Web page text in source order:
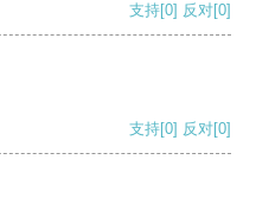
支持[0] 反对[0]
支持[0] 反对[0]